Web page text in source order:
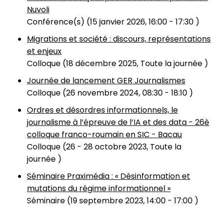
Nuvoli
Conférence(s) (15 janvier 2026, 16:00 - 17:30 )
Migrations et société : discours, représentations
et enjeux
Colloque (18 décembre 2025, Toute la journée )
Journée de lancement GER Journalismes
Colloque (26 novembre 2024, 08:30 - 18:10 )
Ordres et désordres informationnels, le
journalisme à l’épreuve de l’IA et des data - 26è
colloque franco-roumain en SIC - Bacau
Colloque (26 - 28 octobre 2023, Toute la
journée )
Séminaire Praximédia : « Désinformation et
mutations du régime informationnel »
Séminaire (19 septembre 2023, 14:00 - 17:00 )